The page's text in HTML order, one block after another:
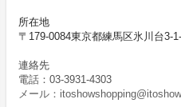
所在地
〒179-0084東京都練馬区氷川台3-
連絡先
電話：03-3931-4303
メール：